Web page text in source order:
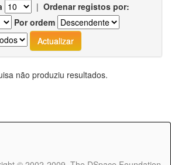
| Ordenar registos por:
Por ordem
não produziu resultados.